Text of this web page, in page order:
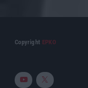
Copyright ΕΡΚΟ